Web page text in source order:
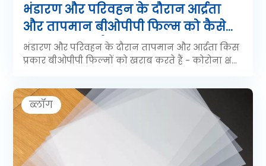
भंडारण और परिवहन के दौरान आर्द्रता
और तापमान बीओपीपी फिल्म को कैसे
प्रभावित करते हैं?
भंडारण और परिवहन के दौरान तापमान और आर्द्रता किस
प्रकार बीओपीपी फिल्मों को खराब करते हैं - कोरोना क्षय,
नियंत्रित बनाम परिवेशी तुलना और परीक्षण विधियां।
ब्लॉग